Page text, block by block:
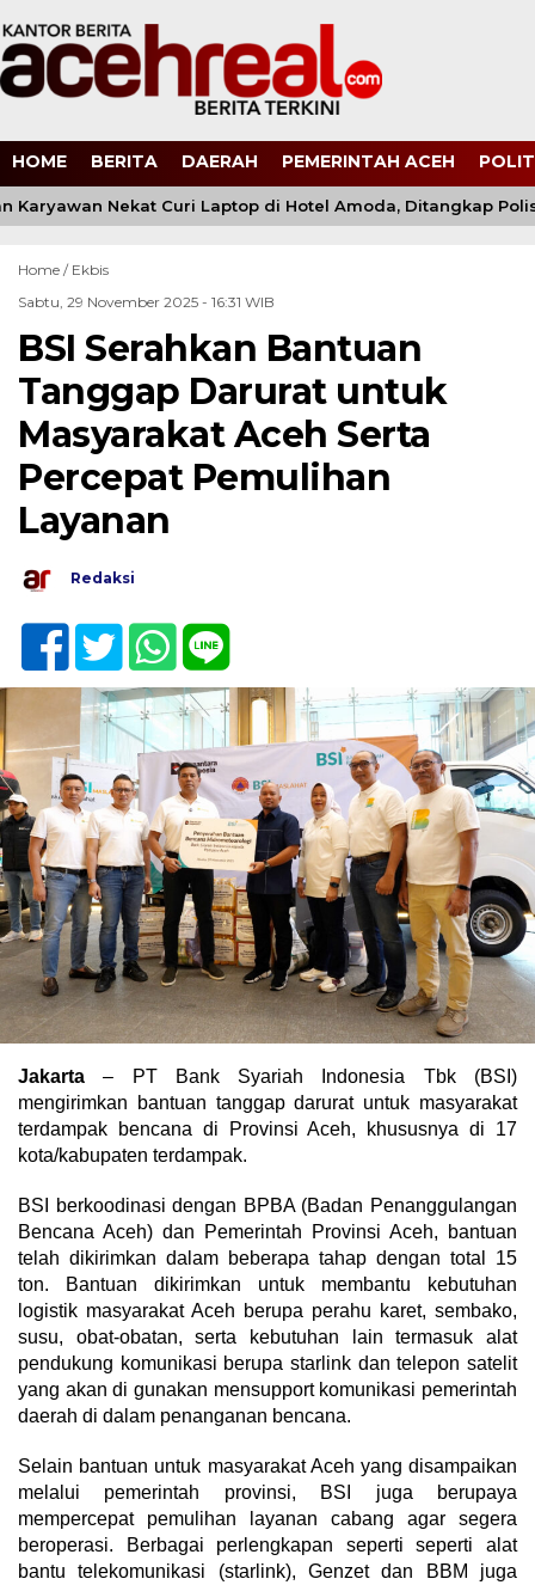
HOME BERITA DAERAH PEMERINTAH ACEH
Nekat Curi Laptop di Hotel Amoda, Ditangkap Polisi
Home / Ekbis
Sabtu, 29 November 2025 - 16:31 WIB
BSI Serahkan Bantuan
Tanggap Darurat untuk
Masyarakat Aceh Serta
Percepat Pemulihan
Layanan
Redaksi
Jakarta – PT Bank Syariah Indonesia Tbk (BSI)
mengirimkan bantuan tanggap darurat untuk masyarakat
terdampak bencana di Provinsi Aceh, khususnya di 17
kota/kabupaten terdampak.
BSI berkoodinasi dengan BPBA (Badan Penanggulangan
Bencana Aceh) dan Pemerintah Provinsi Aceh, bantuan
telah dikirimkan dalam beberapa tahap dengan total 15
ton. Bantuan dikirimkan untuk membantu kebutuhan
logistik masyarakat Aceh berupa perahu karet, sembako,
susu, obat-obatan, serta kebutuhan lain termasuk alat
pendukung komunikasi berupa starlink dan telepon satelit
yang akan di gunakan mensupport komunikasi pemerintah
daerah di dalam penanganan bencana.
Selain bantuan untuk masyarakat Aceh yang disampaikan
melalui pemerintah provinsi, BSI juga berupaya
mempercepat pemulihan layanan cabang agar segera
beroperasi. Berbagai perlengkapan seperti seperti alat
bantu telekomunikasi (starlink), Genzet dan BBM juga